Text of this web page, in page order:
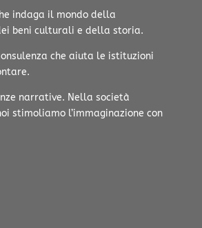
indaga il mondo della
beni culturali e della storia.
che aiuta le istituzioni
narrative. Nella società
stimoliamo l’immaginazione con